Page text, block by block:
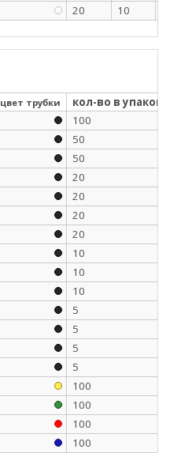
20 10
цвет трубки кол-во в
100
50
50
20
20
20
20
10
10
10
5
5
5
5
100
100
100
100